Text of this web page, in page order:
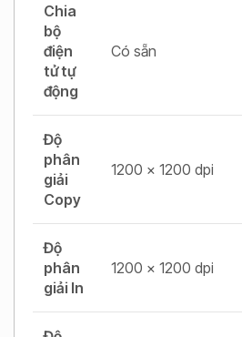
Chia
bộ
điện
tử tự
động
Có sẵn
Độ
phân
giải
Copy
1200 × 1200 dpi
Độ
phân
giải In
1200 × 1200 dpi